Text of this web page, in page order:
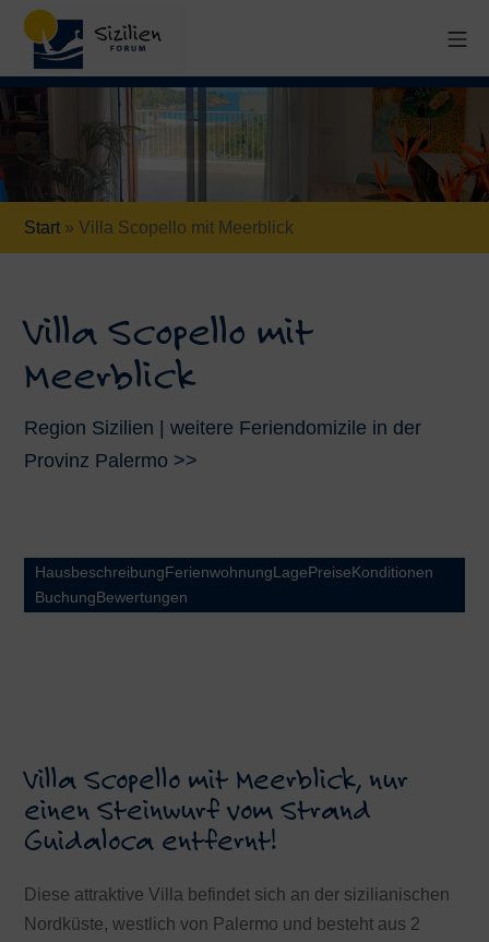
Start »Villa Scopello mit Meerblick
Villa Scopello mit
Meerblick
Region Sizilien | weitere Feriendomizile in der
Provinz Palermo >>
HausbeschreibungFerienwohnungLagePreiseKonditionen
BuchungBewertungen
Villa Scopello mit Meerblick, nur
einen Steinwurf vom Strand
Guidaloca entfernt!
Diese attraktive Villa befindet sich an der sizilianischen
Nordküste, westlich von Palermo und besteht aus 2